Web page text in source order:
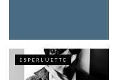
ESPERLUETTE